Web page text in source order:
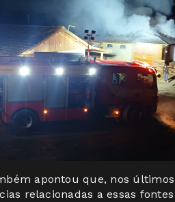
apontou que, nos
relacionadas a essas